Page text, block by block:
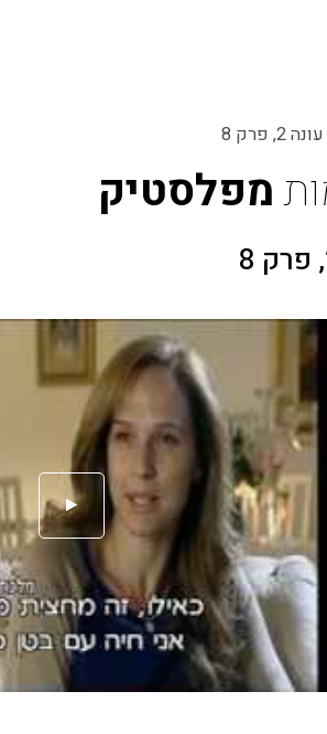
עונה 2, פרק 8
מפלסטיק